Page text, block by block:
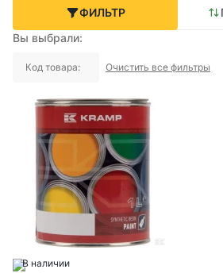
ФИЛЬТР
Вы выбрали:
Код товара: Очистить все фильтры
В наличии